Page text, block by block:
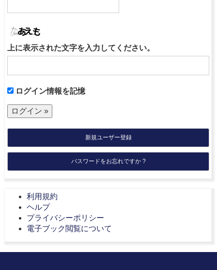
上に表示された文字を入力してください。
ログイン情報を記憶
新規ユーザー登録
パスワードをお忘れですか ?
利用規約
ヘルプ
プライバシーポリシー
電子ブック閲覧について